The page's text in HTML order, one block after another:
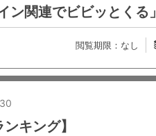
ン関連でビビッとくる」
閲覧期限：なし
キング】